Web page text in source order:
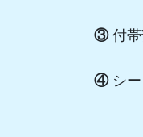
③付帯
④シー